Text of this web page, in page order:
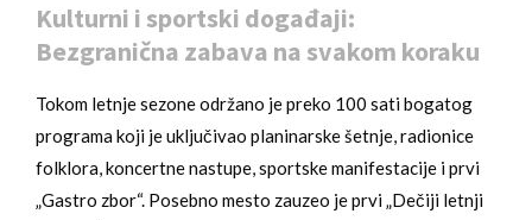
Kulturni i sportski događaji:
Bezgranična zabava na svakom koraku
Tokom letnje sezone održano je preko 100 sati bogatog
programa koji je uključivao planinarske šetnje, radionice
folklora, koncertne nastupe, sportske manifestacije i prvi
„Gastro zbor“. Posebno mesto zauzeo je prvi „Dečiji letnji